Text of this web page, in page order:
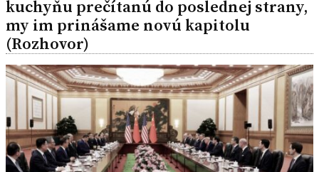
kuchyňu prečítanú do poslednej strany,
my im prinášame novú kapitolu
(Rozhovor)